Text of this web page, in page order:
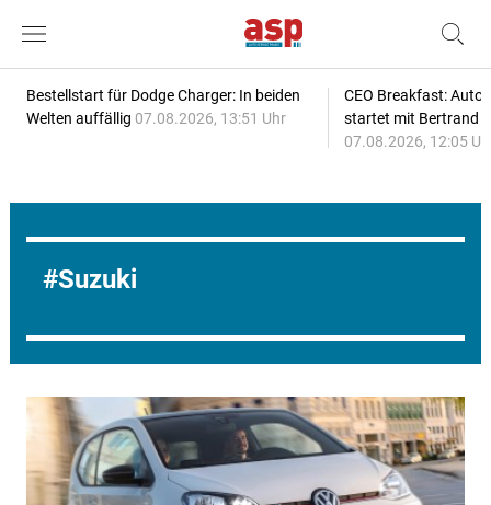
Bestellstart für Dodge Charger: In beiden
Welten auffällig 07.08.2026, 13:51 Uhr
CEO Breakfast:
startet mit Bertrand
07.08.2026, 12:05
Suzuki